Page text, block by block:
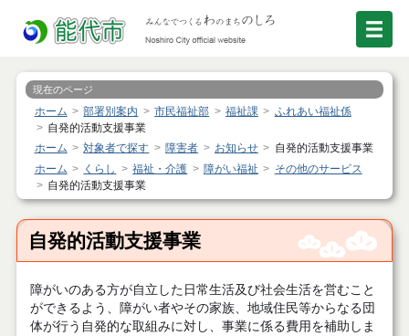
現在のページ
ホーム 部署別案内 市民福祉部 福祉課
ふれあい福祉係
自発的活動支援事業
ホーム
対象者で探す 障害者 お知らせ
自発的活動支援事業
ホーム
くらし 福祉・介護 障がい福祉
その他のサービス
自発的活動支援事業
自発的活動支援事業
障がいのある方が自立した日常生活及び社会生活を営むこと
ができるよう、障がい者やその家族、地域住民等からなる団
体が行う自発的な取組みに対し、事業に係る費用を補助しま